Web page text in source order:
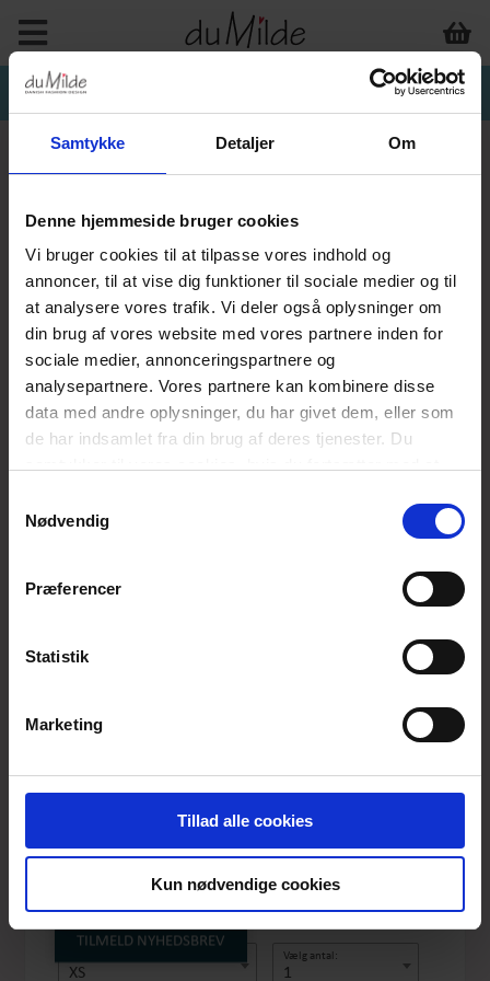
Samtykke Detaljer Om
Denne hjemmeside bruger cookies
Vi bruger cookies til at tilpasse vores indhold og
annoncer, til at vise dig funktioner til sociale medier og til
at analysere vores trafik. Vi deler også oplysninger om
din brug af vores website med vores partnere inden for
sociale medier, annonceringspartnere og
analysepartnere. Vores partnere kan kombinere disse
data med andre oplysninger, du har givet dem, eller som
de har indsamlet fra din brug af deres tjenester. Du
Nødvendig
Præferencer
Statistik
Marketing
Tillad alle cookies
Kun nødvendige cookies
DUBIRGITTE BASIC
BLACK
Produktnummer: BAS BLU 109
DKK 299,-
XS
Vælg antal:
1
TILMELD NYHEDSBREV